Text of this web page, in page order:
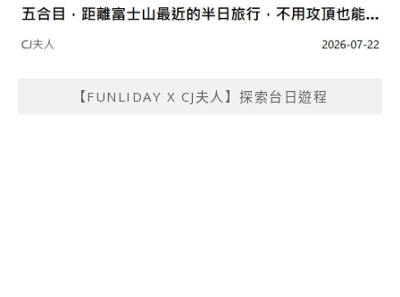
【FUNLIDAY X CJ夫人】探索台日遊程